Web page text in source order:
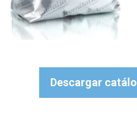
Descargar